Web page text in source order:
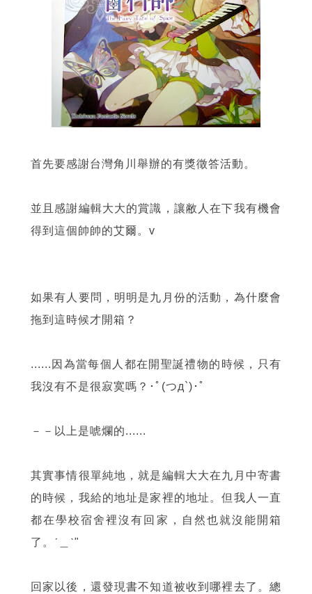
首先要感謝台灣角川舉辦的有獎徵答活動。
並且感謝編輯大大的賞識，讓敝人在下我有機會
得到這個帥帥的艾爾。v
如果有人要問，明明是九月份的活動，為什麼會
拖到這時候才開箱？
......因為當每個人都在開聖誕禮物的時候，只有
我沒有不是很寂寞嗎？･ﾟ(つд`)･ﾟ
－－以上是唬爛的......
其實事情很單純地，就是編輯大大在九月中寄書
的時候，我給的地址是家裡的地址。但我人一直
都在學校宿舍裡沒有回家，自然也就沒能開箱
了。ˊ＿ˋ"
回家以後，還發現書不知道被收到哪裡去了。總